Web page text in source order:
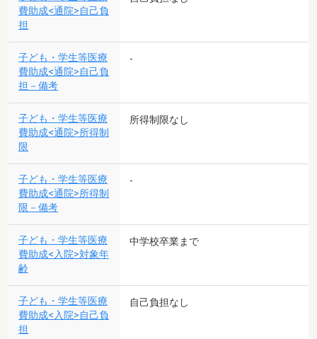
費助成<通院>自己負
担
子ども・学生等医療
費助成<通院>自己負
担－備考
-
子ども・学生等医療
費助成<通院>所得制
限
所得制限なし
子ども・学生等医療
費助成<通院>所得制
限－備考
-
子ども・学生等医療
費助成<入院>対象年
齢
中学校卒業まで
子ども・学生等医療
費助成<入院>自己負
担
自己負担なし